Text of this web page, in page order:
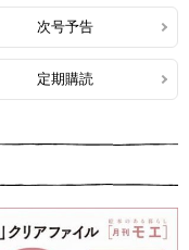
次号予告
定期購読